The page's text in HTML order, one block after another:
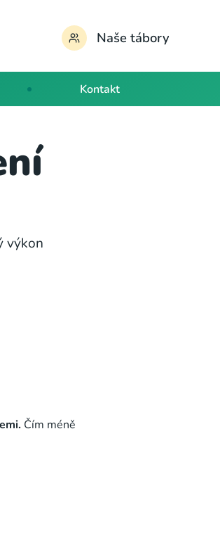
Naše tábory
Kontakt
výkon
Čím méně